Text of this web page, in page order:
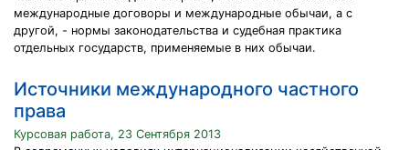
международные договоры и международные обычаи, а с
другой, - нормы законодательства и судебная практика
отдельных государств, применяемые в них обычаи.
Источники международного частного
права
Курсовая работа, 23 Сентября 2013